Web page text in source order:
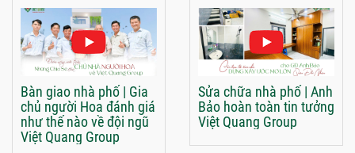
Bàn giao nhà phố | Gia
chủ người Hoa đánh giá
như thế nào về đội ngũ
Việt Quang Group
Sửa chữa nhà phố | Anh
Bảo hoàn toàn tin tưởng
Việt Quang Group